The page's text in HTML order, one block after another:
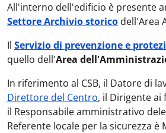
All'interno dell'edificio è presente
Settore Archivio storico dell'Area
Il Servizio di prevenzione e
quello dell'Area
In riferimento al CSB, il Datore di
Direttore del Centro, il Dirigente ai
il Responsabile amministrativo
Referente locale per la sicurezza è